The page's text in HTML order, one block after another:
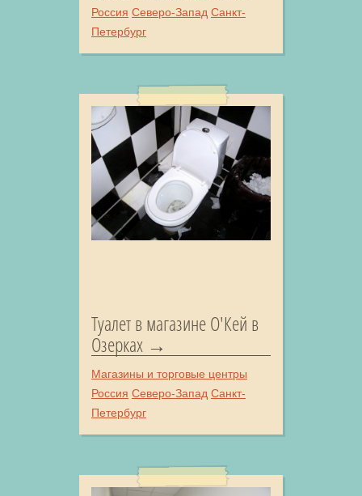
Россия Северо-Запад Санкт-
Петербург
Туалет в магазине О'Кей в
Озерках
Магазины и торговые центры
Россия Северо-Запад Санкт-
Петербург